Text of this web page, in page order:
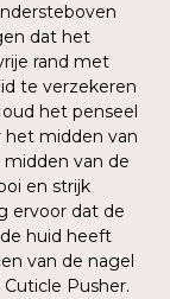
dat het
rand met
te verzekeren
het penseel
het midden van
van de
en strijk
ervoor dat de
huid heeft
van de nagel
Pusher.